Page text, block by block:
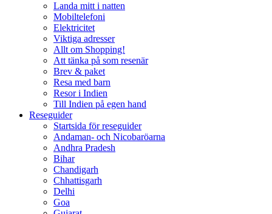
Landa mitt i natten
Mobiltelefoni
Elektricitet
Viktiga adresser
Allt om Shopping!
Att tänka på som resenär
Brev & paket
Resa med barn
Resor i Indien
Till Indien på egen hand
Reseguider
Startsida för reseguider
Andaman- och Nicobaröarna
Andhra Pradesh
Bihar
Chandigarh
Chhattisgarh
Delhi
Goa